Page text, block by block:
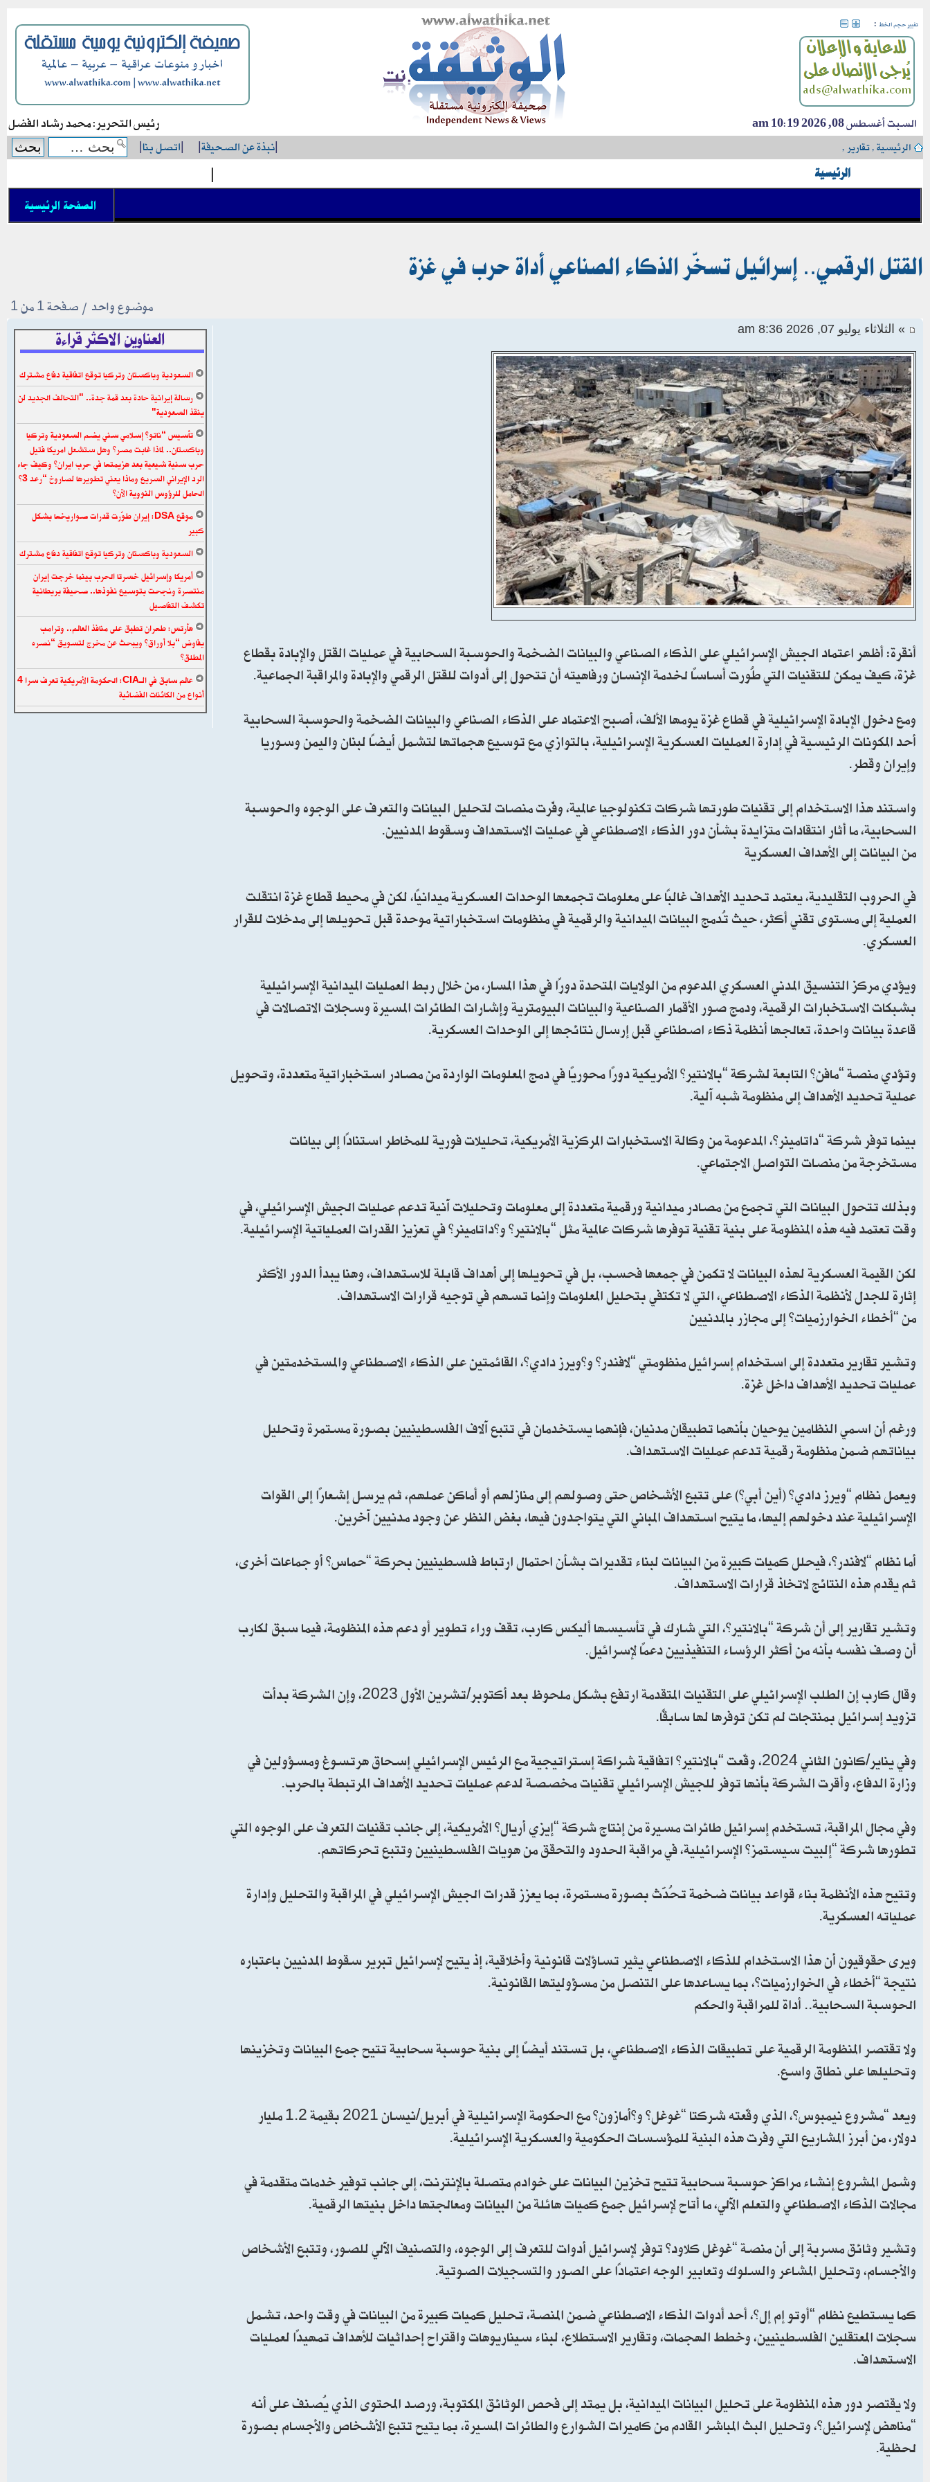
تغيير حجم الخط :
السبت أغسطس 08, 2026 10:19 am رئيس التحرير: محمد رشاد الفضل
الرئيسية›تقارير›
|نبذة عن الصحيفة|
|اتصل بنا|
الرئيسية |
الصفحة الرئيسية
القتل الرقمي.. إسرائيل تسخّر الذكاء الصناعي أداة حرب في غزة
موضوع واحد • صفحة1من1
» الثلاثاء يوليو 07, 2026 8:36 am
أنقرة: أظهر اعتماد الجيش الإسرائيلي على الذكاء الصناعي والبيانات الضخمة والحوسبة السحابية في عمليات القتل والإبادة بقطاع
غزة، كيف يمكن للتقنيات التي طُورت أساسًا لخدمة الإنسان ورفاهيته أن تتحول إلى أدوات للقتل الرقمي والإبادة والمراقبة الجماعية.
ومع دخول الإبادة الإسرائيلية في قطاع غزة يومها الألف، أصبح الاعتماد على الذكاء الصناعي والبيانات الضخمة والحوسبة السحابية
أحد المكونات الرئيسية في إدارة العمليات العسكرية الإسرائيلية، بالتوازي مع توسيع هجماتها لتشمل أيضًا لبنان واليمن وسوريا
وإيران وقطر.
واستند هذا الاستخدام إلى تقنيات طورتها شركات تكنولوجيا عالمية، وفّرت منصات لتحليل البيانات والتعرف على الوجوه والحوسبة
السحابية، ما أثار انتقادات متزايدة بشأن دور الذكاء الاصطناعي في عمليات الاستهداف وسقوط المدنيين.
من البيانات إلى الأهداف العسكرية
في الحروب التقليدية، يعتمد تحديد الأهداف غالبًا على معلومات تجمعها الوحدات العسكرية ميدانيًا، لكن في محيط قطاع غزة انتقلت
العملية إلى مستوى تقني أكثر، حيث تُدمج البيانات الميدانية والرقمية في منظومات استخباراتية موحدة قبل تحويلها إلى مدخلات للقرار
العسكري.
ويؤدي مركز التنسيق المدني العسكري المدعوم من الولايات المتحدة دورًا في هذا المسار، من خلال ربط العمليات الميدانية الإسرائيلية
بشبكات الاستخبارات الرقمية، ودمج صور الأقمار الصناعية والبيانات البيومترية وإشارات الطائرات المسيرة وسجلات الاتصالات في
قاعدة بيانات واحدة، تعالجها أنظمة ذكاء اصطناعي قبل إرسال نتائجها إلى الوحدات العسكرية.
وتؤدي منصة “مافن” التابعة لشركة “بالانتير” الأمريكية دورًا محوريًا في دمج المعلومات الواردة من مصادر استخباراتية متعددة، وتحويل
عملية تحديد الأهداف إلى منظومة شبه آلية.
بينما توفر شركة “داتامينر”، المدعومة من وكالة الاستخبارات المركزية الأمريكية، تحليلات فورية للمخاطر استنادًا إلى بيانات
مستخرجة من منصات التواصل الاجتماعي.
وبذلك تتحول البيانات التي تجمع من مصادر ميدانية ورقمية متعددة إلى معلومات وتحليلات آنية تدعم عمليات الجيش الإسرائيلي، في
وقت تعتمد فيه هذه المنظومة على بنية تقنية توفرها شركات عالمية مثل “بالانتير” و”داتامينر” في تعزيز القدرات العملياتية الإسرائيلية.
لكن القيمة العسكرية لهذه البيانات لا تكمن في جمعها فحسب، بل في تحويلها إلى أهداف قابلة للاستهداف، وهنا يبدأ الدور الأكثر
إثارة للجدل لأنظمة الذكاء الاصطناعي، التي لا تكتفي بتحليل المعلومات وإنما تسهم في توجيه قرارات الاستهداف.
من “أخطاء الخوارزميات” إلى مجازر بالمدنيين
وتشير تقارير متعددة إلى استخدام إسرائيل منظومتي “لافندر” و”ويرز دادي”، القائمتين على الذكاء الاصطناعي والمستخدمتين في
عمليات تحديد الأهداف داخل غزة.
ورغم أن اسمي النظامين يوحيان بأنهما تطبيقان مدنيان، فإنهما يستخدمان في تتبع آلاف الفلسطينيين بصورة مستمرة وتحليل
بياناتهم ضمن منظومة رقمية تدعم عمليات الاستهداف.
ويعمل نظام “ويرز دادي” (أين أبي؟) على تتبع الأشخاص حتى وصولهم إلى منازلهم أو أماكن عملهم، ثم يرسل إشعارًا إلى القوات
الإسرائيلية عند دخولهم إليها، ما يتيح استهداف المباني التي يتواجدون فيها، بغض النظر عن وجود مدنيين آخرين.
أما نظام “لافندر”، فيحلل كميات كبيرة من البيانات لبناء تقديرات بشأن احتمال ارتباط فلسطينيين بحركة “حماس” أو جماعات أخرى،
ثم يقدم هذه النتائج لاتخاذ قرارات الاستهداف.
وتشير تقارير إلى أن شركة “بالانتير”، التي شارك في تأسيسها أليكس كارب، تقف وراء تطوير أو دعم هذه المنظومة، فيما سبق لكارب
أن وصف نفسه بأنه من أكثر الرؤساء التنفيذيين دعمًا لإسرائيل.
وقال كارب إن الطلب الإسرائيلي على التقنيات المتقدمة ارتفع بشكل ملحوظ بعد أكتوبر/تشرين الأول 2023، وإن الشركة بدأت
تزويد إسرائيل بمنتجات لم تكن توفرها لها سابقًا.
وفي يناير/كانون الثاني 2024، وقّعت “بالانتير” اتفاقية شراكة إستراتيجية مع الرئيس الإسرائيلي إسحاق هرتسوغ ومسؤولين في
وزارة الدفاع، وأقرت الشركة بأنها توفر للجيش الإسرائيلي تقنيات مخصصة لدعم عمليات تحديد الأهداف المرتبطة بالحرب.
وفي مجال المراقبة، تستخدم إسرائيل طائرات مسيرة من إنتاج شركة “إيزي أريال” الأمريكية، إلى جانب تقنيات التعرف على الوجوه التي
تطورها شركة “إلبيت سيستمز” الإسرائيلية، في مراقبة الحدود والتحقق من هويات الفلسطينيين وتتبع تحركاتهم.
وتتيح هذه الأنظمة بناء قواعد بيانات ضخمة تُحدَّث بصورة مستمرة، بما يعزز قدرات الجيش الإسرائيلي في المراقبة والتحليل وإدارة
عملياته العسكرية.
ويرى حقوقيون أن هذا الاستخدام للذكاء الاصطناعي يثير تساؤلات قانونية وأخلاقية، إذ يتيح لإسرائيل تبرير سقوط المدنيين باعتباره
نتيجة “أخطاء في الخوارزميات”، بما يساعدها على التنصل من مسؤوليتها القانونية.
الحوسبة السحابية.. أداة للمراقبة والحكم
ولا تقتصر المنظومة الرقمية على تطبيقات الذكاء الاصطناعي، بل تستند أيضًا إلى بنية حوسبة سحابية تتيح جمع البيانات وتخزينها
وتحليلها على نطاق واسع.
ويعد “مشروع نيمبوس”، الذي وقّعته شركتا “غوغل” و”أمازون” مع الحكومة الإسرائيلية في أبريل/نيسان 2021 بقيمة 1.2 مليار
دولار، من أبرز المشاريع التي وفرت هذه البنية للمؤسسات الحكومية والعسكرية الإسرائيلية.
وشمل المشروع إنشاء مراكز حوسبة سحابية تتيح تخزين البيانات على خوادم متصلة بالإنترنت، إلى جانب توفير خدمات متقدمة في
مجالات الذكاء الاصطناعي والتعلم الآلي، ما أتاح لإسرائيل جمع كميات هائلة من البيانات ومعالجتها داخل بنيتها الرقمية.
وتشير وثائق مسربة إلى أن منصة “غوغل كلاود” توفر لإسرائيل أدوات للتعرف إلى الوجوه، والتصنيف الآلي للصور، وتتبع الأشخاص
والأجسام، وتحليل المشاعر والسلوك وتعابير الوجه اعتمادًا على الصور والتسجيلات الصوتية.
كما يستطيع نظام “أوتو إم إل”، أحد أدوات الذكاء الاصطناعي ضمن المنصة، تحليل كميات كبيرة من البيانات في وقت واحد، تشمل
سجلات المعتقلين الفلسطينيين، وخطط الهجمات، وتقارير الاستطلاع، لبناء سيناريوهات واقتراح إحداثيات للأهداف تمهيدًا لعمليات
الاستهداف.
ولا يقتصر دور هذه المنظومة على تحليل البيانات الميدانية، بل يمتد إلى فحص الوثائق المكتوبة، ورصد المحتوى الذي يُصنف على أنه
“مناهض لإسرائيل”، وتحليل البث المباشر القادم من كاميرات الشوارع والطائرات المسيرة، بما يتيح تتبع الأشخاص والأجسام بصورة
لحظية.
العناوين الاكثر قراءة
السعودية وباكستان وتركيا توقع اتفاقية دفاع مشترك
رسالة إيرانية حادة بعد قمة جدة.. "التحالف الجديد لن
ينقذ السعودية"
تأسيس “ناتو” إسلامي سني يضم السعودية وتركيا
وباكستان.. لماذا غابت مصر؟ وهل ستشعل امريكا فتيل
حرب سنية شيعية بعد هزيمتها في حرب ايران؟ وكيف جاء
الرد الإيراني السريع وماذا يعني تطويرها لصاروخ “رعد 3”
الحامل للرؤوس النووية الآن؟
موقع DSA: إيران طوّرت قدرات صواريخها بشكل
كبير
السعودية وباكستان وتركيا توقع اتفاقية دفاع مشترك
أمريكا وإسرائيل خسرتا الحرب بينما خرجت إيران
منتصرة ونجحت بتوسيع نفوذها.. صحيفة بريطانية
تكشف التفاصيل
هآرتس: طهران تطبق على منافذ العالم.. وترامب
يفاوض “بلا أوراق” ويبحث عن مخرج لتسويق “نصره
المطلق”
عالم سابق في الـCIA: الحكومة الأمريكية تعرف سرا 4
أنواع من الكائنات الفضائية